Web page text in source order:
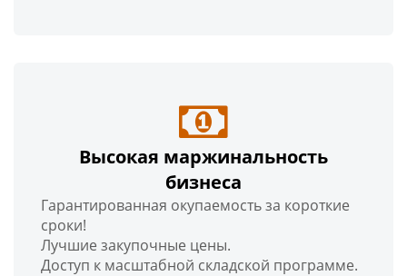
Высокая маржинальность
бизнеса
Гарантированная окупаемость за короткие
сроки!
Лучшие закупочные цены.
Доступ к масштабной складской программе.